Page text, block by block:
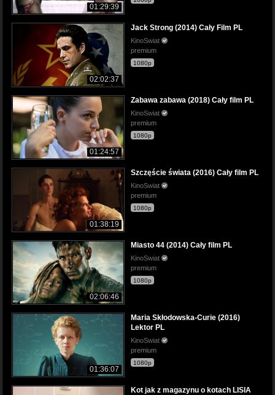
01:29:39
02:02:37
Jack Strong (2014) Cały Film PL
KinoSwiat
premium
1080p
01:24:57
Zabawa zabawa (2018) Cały film PL
KinoSwiat
premium
1080p
01:38:19
Szczęście świata (2016) Cały film PL
KinoSwiat
premium
1080p
02:06:46
Miasto 44 (2014) Cały film PL
KinoSwiat
premium
1080p
01:36:07
Maria Skłodowska-Curie (2016)
Lektor PL
KinoSwiat
premium
1080p
Kot jak z magazynu o kotach LISIA